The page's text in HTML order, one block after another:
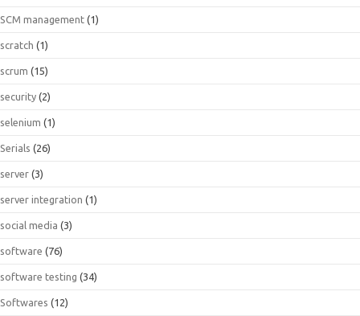
SCM management (1)
scratch (1)
scrum (15)
security (2)
selenium (1)
Serials (26)
server (3)
server integration (1)
social media (3)
software (76)
software testing (34)
Softwares (12)